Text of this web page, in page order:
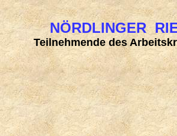
NÖRDLINGER
Teilnehmende des